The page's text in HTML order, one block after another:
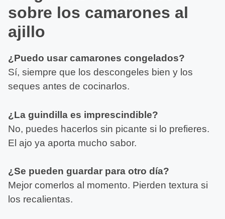
sobre los camarones al
ajillo
¿Puedo usar camarones congelados?
Sí, siempre que los descongeles bien y los
seques antes de cocinarlos.
¿La guindilla es imprescindible?
No, puedes hacerlos sin picante si lo prefieres.
El ajo ya aporta mucho sabor.
¿Se pueden guardar para otro día?
Mejor comerlos al momento. Pierden textura si
los recalientas.